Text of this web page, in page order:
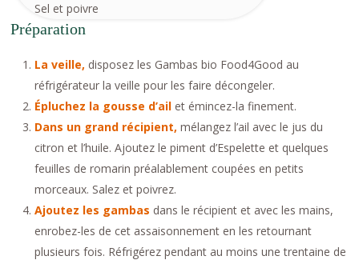
Sel et poivre
Préparation
La veille, disposez les Gambas bio Food4Good au
réfrigérateur la veille pour les faire décongeler.
Épluchez la gousse d’ail et émincez-la finement.
Dans un grand récipient, mélangez l’ail avec le jus du
citron et l’huile. Ajoutez le piment d’Espelette et quelques
feuilles de romarin préalablement coupées en petits
morceaux. Salez et poivrez.
Ajoutez les gambas dans le récipient et avec les mains,
enrobez-les de cet assaisonnement en les retournant
plusieurs fois. Réfrigérez pendant au moins une trentaine de